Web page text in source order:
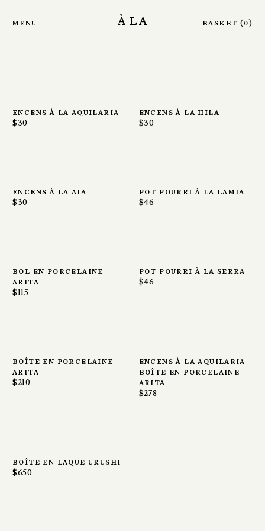
menu à la basket ( 0 )
encens à la aquilaria
$30
encens à la hila
$30
encens à la aia
$30
pot pourri à la lamia
$46
bol en porcelaine
arita
$115
pot pourri à la serra
$46
boîte en porcelaine
arita
$210
encens à la aquilaria
boîte en porcelaine
arita
$278
boîte en laque urushi
$650